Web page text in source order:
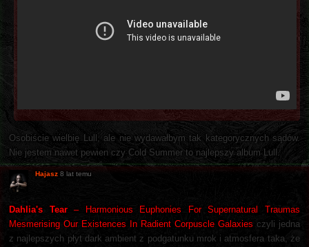
Osobiście wielbię Lull, ale nie wydawałbym tak kategorycznych sądów.
Nie jestem nawet pewien czy Cold Summer to najlepszy album Lull.
Hajasz 8 lat temu
Dahlia's Tear‎– Harmonious Euphonies For Supernatural Traumas
Mesmerising Our Existences In Radient Corpuscle Galaxies czyli jedna
z najlepszych płyt dark ambient z podgatunku mrok i atmosfera taka, że